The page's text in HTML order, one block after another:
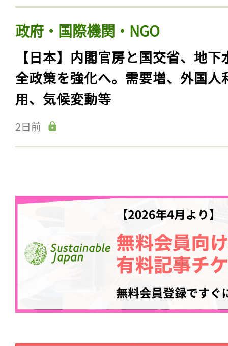
政府・国際機関・NGO
【日本】内閣官房と国交省、地下
全政策を強化へ。需要増、外国人
用、気候変動等
2日前